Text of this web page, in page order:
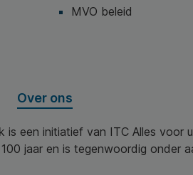
MVO beleid
Over ons
is een initiatief van ITC Alles voor
jaar en is tegenwoordig onder